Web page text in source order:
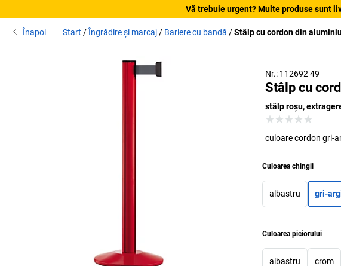
Vă trebuie urgent? Multe produse sunt
Înapoi Start Îngrădire și marcaj Bariere cu bandă Stâlp cu cordon din
Nr.: 112692 49
Stâlp cu
stâlp roșu,
culoare cordon gri-
Culoarea chingii
albastru gri-
Culoarea piciorului
albastru crom